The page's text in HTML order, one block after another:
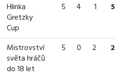
Hlinka
Gretzky
Cup
5 4 1 5
Mistrovství
světa hráčů
do 18 let
5 0 2 2